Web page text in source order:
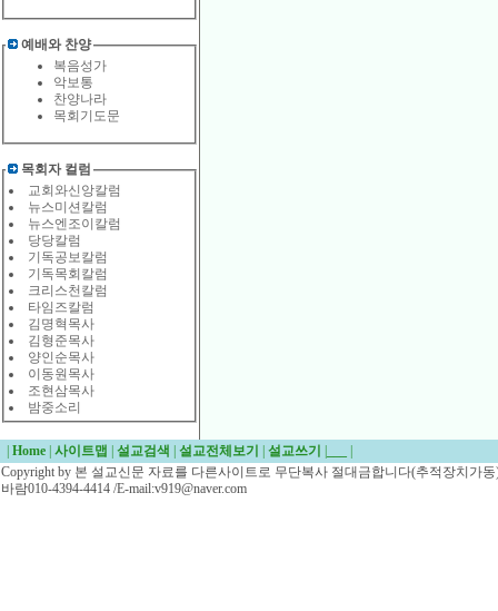
예배와 찬양
복음성가
악보통
찬양나라
목회기도문
목회자 컬럼
교회와신앙칼럼
뉴스미션칼럼
뉴스엔조이칼럼
당당칼럼
기독공보칼럼
기독목회칼럼
크리스천칼럼
타임즈칼럼
김명혁목사
김형준목사
양인순목사
이동원목사
조현삼목사
밤중소리
Home 사이트맵 설교검색 설교전체보기 설교쓰기
Copyright by 본 설교신문 자료를 다른사이트로 무단복사 절대금합니다(추적장치가
바람010-4394-4414 /E-mail:v919@naver.com